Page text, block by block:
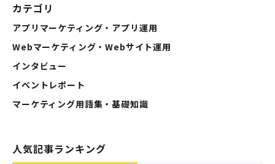
カテゴリ
アプリマーケティング・アプリ運用
Webマーケティング・Webサイト運用
インタビュー
イベントレポート
マーケティング用語集・基礎知識
人気記事ランキング